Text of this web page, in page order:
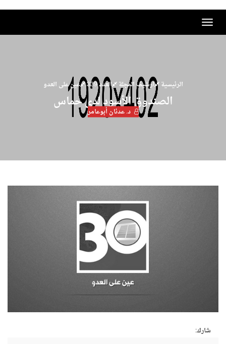
Toggle
navigation
الرئيسية ارشيف المجلة العدد 339 عين على العدو
الصندوق الأسود لدى حماس
د. عدنان أبوعامر
شارك: